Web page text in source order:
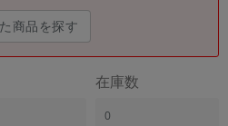
商品を探す
在庫数
0